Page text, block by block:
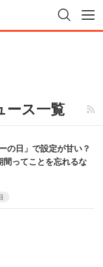
ース一覧
の日」で設定が甘い？
間ってことを忘れるな